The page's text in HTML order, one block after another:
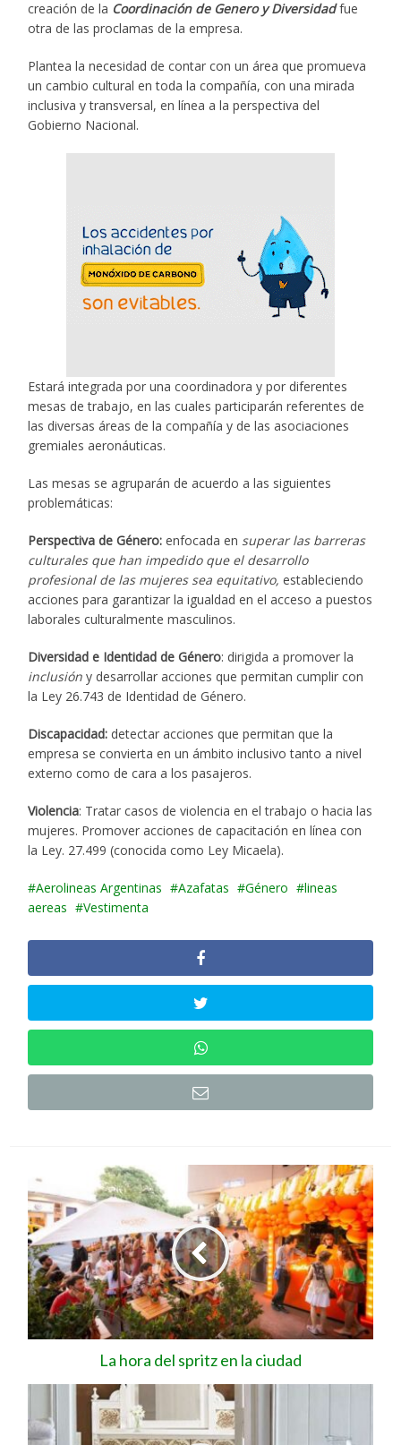
creación de la Coordinación de Genero y Diversidadfue
otra de las proclamas de la empresa.
Plantea la necesidad de contar con un área que promueva
un cambio cultural en toda la compañía, con una mirada
inclusiva y transversal, en línea a la perspectiva del
Gobierno Nacional.
Estará integrada por una coordinadora y por diferentes
mesas de trabajo, en las cuales participarán referentes de
las diversas áreas de la compañía y de las asociaciones
gremiales aeronáuticas.
Las mesas se agruparán de acuerdo a las siguientes
problemáticas:
Perspectiva de Género: enfocada en superar las barreras
culturales que han impedido que el desarrollo
profesional de las mujeres sea equitativo,estableciendo
acciones para garantizar la igualdad en el acceso a puestos
laborales culturalmente masculinos.
Diversidad e Identidad de Género: dirigida a promover la
inclusióny desarrollar acciones que permitan cumplir con
la Ley 26.743 de Identidad de Género.
Discapacidad: detectar acciones que permitan que la
empresa se convierta en un ámbito inclusivo tanto a nivel
externo como de cara a los pasajeros.
Violencia: Tratar casos de violencia en el trabajo o hacia las
mujeres. Promover acciones de capacitación en línea con
la Ley. 27.499 (conocida como Ley Micaela).
Aerolineas Argentinas Azafatas Género
lineas
aereas
Vestimenta
La hora del spritz en la ciudad